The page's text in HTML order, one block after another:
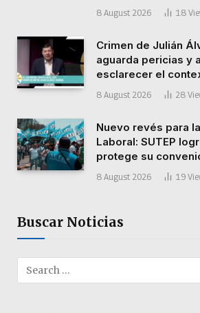
8 August 2026 18
Crimen de Julián
aguarda pericias y
esclarecer el
8 August 2026 28
Nuevo revés para
Laboral: SUTEP
protege su
8 August 2026 19
Buscar Noticias